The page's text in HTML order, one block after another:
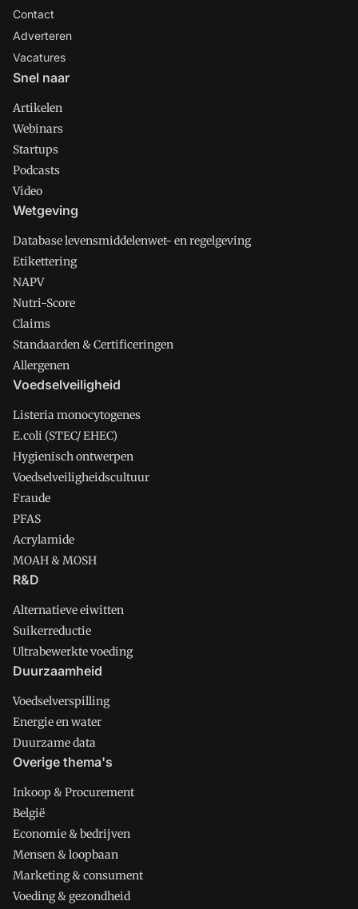
Contact
Adverteren
Vacatures
Snel naar
Artikelen
Webinars
Startups
Podcasts
Video
Wetgeving
Database levensmiddelenwet- en regelgeving
Etikettering
NAPV
Nutri-Score
Claims
Standaarden & Certificeringen
Allergenen
Voedselveiligheid
Listeria monocytogenes
E.coli (STEC/ EHEC)
Hygienisch ontwerpen
Voedselveiligheidscultuur
Fraude
PFAS
Acrylamide
MOAH & MOSH
R&D
Alternatieve eiwitten
Suikerreductie
Ultrabewerkte voeding
Duurzaamheid
Voedselverspilling
Energie en water
Duurzame data
Overige thema's
Inkoop & Procurement
België
Economie & bedrijven
Mensen & loopbaan
Marketing & consument
Voeding & gezondheid